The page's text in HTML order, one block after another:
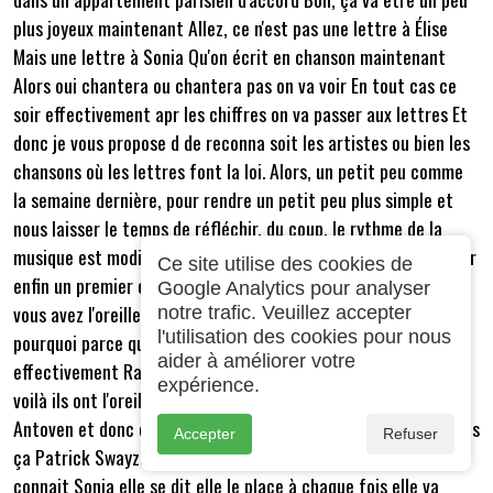
plus joyeux maintenant Allez, ce n'est pas une lettre à Élise
Mais une lettre à Sonia Qu'on écrit en chanson maintenant
Alors oui chantera ou chantera pas on va voir En tout cas ce
soir effectivement apr les chiffres on va passer aux lettres Et
donc je vous propose d de reconna soit les artistes ou bien les
chansons où les lettres font la loi. Alors, un petit peu comme
la semaine dernière, pour rendre un petit peu plus simple et
nous laisser le temps de réfléchir, du coup, le rythme de la
musique est modifié. donc je vous propose d'essayer un premier
enfin un premier extrait et on voit si vous allez reconnaître si
vous avez l'oreille là ça va, c'est facile Pierre Labruni, alors
pourquoi parce que Raphaël est donc dans la chanson
effectivement Raphaël non c'est Raphaël Noéval l'avait donc
voilà ils ont l'oreille donc à l'époque elle était avec Raphaël
Antoven et donc c'est ma fille elle dit Patrick Swayze elle a mis
ça Patrick Swayze c'était la semaine dernière je pense qu'elle
connait Sonia elle se dit elle le place à chaque fois elle va
Ce site utilise des cookies de
Google Analytics pour analyser
notre trafic. Veuillez accepter
l'utilisation des cookies pour nous
aider à améliorer votre
expérience.
Accepter Refuser